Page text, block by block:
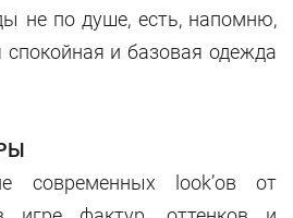
не по душе, есть, напомню,
и базовая одежда
современных look’ов от